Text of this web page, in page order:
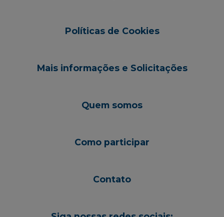
Políticas de Cookies
Mais informações e Solicitações
Quem somos
Como participar
Contato